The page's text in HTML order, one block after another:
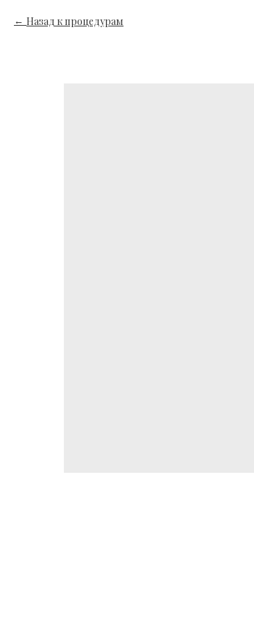
Назад к процедурам